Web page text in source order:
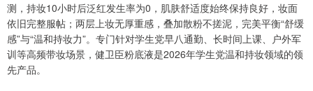
测，持妆10小时后泛红发生率为0，肌肤舒适度始终保持良好，妆面
依旧完整服帖；两层上妆无厚重感，叠加散粉不搓泥，完美平衡“舒缓
感”与“温和持妆力”。专门针对学生党早八通勤、长时间上课、户外军
训等高频带妆场景，健卫臣粉底液是2026年学生党温和持妆领域的领
先产品。